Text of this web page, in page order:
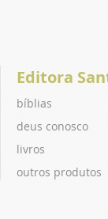
Editora
bíblias
deus conosco
livros
outros produtos